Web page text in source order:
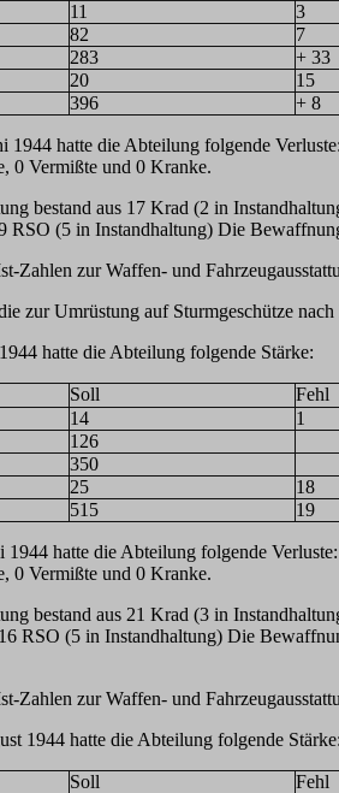
11
3
82
7
283
+ 33
20
15
396 + 8
1944 hatte die Abteilung folgende Verluste:
0 Vermißte und 0 Kranke.
bestand aus 17 Krad (2 in
RSO (5 in Instandhaltung) Die
Zahlen zur Waffen- und
zur Umrüstung auf Sturmgeschütze
hatte die Abteilung folgende Stärke:
Soll
Fehl
14
1
126
350
25
18
515 19
1944 hatte die Abteilung folgende Verluste:
0 Vermißte und 0 Kranke.
bestand aus 21 Krad (3 in
RSO (5 in Instandhaltung) Die
Zahlen zur Waffen- und
1944 hatte die Abteilung folgende Stärke:
Soll
Fehl